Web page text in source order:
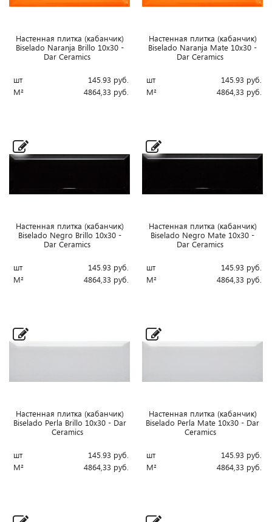
Настенная плитка (кабанчик)
Biselado Naranja Brillo 10x30 -
Dar Ceramics
шт 145.93 руб.
М²
4864,33 руб.
Настенная плитка (кабанчик)
Biselado Naranja Mate 10x30 -
Dar Ceramics
шт 145.93 руб.
М²
4864,33 руб.
Настенная плитка (кабанчик)
Biselado Negro Brillo 10x30 -
Dar Ceramics
шт 145.93 руб.
М²
4864,33 руб.
Настенная плитка (кабанчик)
Biselado Negro Mate 10x30 -
Dar Ceramics
шт 145.93 руб.
М²
4864,33 руб.
Настенная плитка (кабанчик)
Biselado Perla Brillo 10x30 - Dar
Ceramics
шт 145.93 руб.
М²
4864,33 руб.
Настенная плитка (кабанчик)
Biselado Perla Mate 10x30 - Dar
Ceramics
шт 145.93 руб.
М²
4864,33 руб.